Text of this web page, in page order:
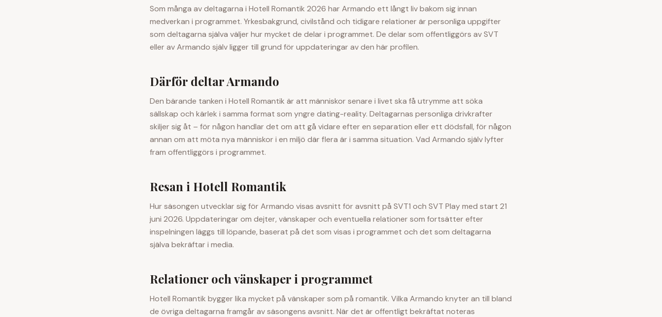
Som många av deltagarna i Hotell Romantik 2026 har Armando ett långt liv bakom sig innan
medverkan i programmet. Yrkesbakgrund, civilstånd och tidigare relationer är personliga uppgifter
som deltagarna själva väljer hur mycket de delar i programmet. De delar som offentliggörs av SVT
eller avArmando själv ligger till grund för uppdateringar av den här profilen.
Därför deltarArmando
Den bärande tanken i Hotell Romantik är att människor senare i livet ska få utrymme att söka
sällskap och kärlek i samma format som yngre dating-reality. Deltagarnas personliga drivkrafter
skiljer sig åt – för någon handlar det om att gå vidare efter en separation eller ett dödsfall, för någon
annan om att möta nya människor i en miljö där flera är i samma situation. Vad Armando själv lyfter
fram offentliggörs i programmet.
Resan i Hotell Romantik
Hur säsongen utvecklar sig för Armando visas avsnitt för avsnitt på SVT1 och SVT Play med start 21
juni 2026. Uppdateringar om dejter, vänskaper och eventuella relationer som fortsätter efter
inspelningen läggs till löpande, baserat på det som visas i programmet och det som deltagarna
själva bekräftar i media.
Relationer och vänskaper i programmet
Hotell Romantik bygger lika mycket på vänskaper som på romantik. Vilka Armando knyter an till bland
de övriga deltagarna framgår av säsongens avsnitt. När det är offentligt bekräftat noteras